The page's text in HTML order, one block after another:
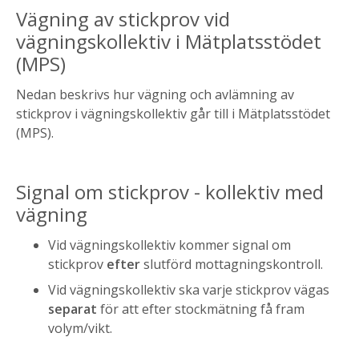
Vägning av stickprov vid
vägningskollektiv i Mätplatsstödet
(MPS)
Nedan beskrivs hur vägning och avlämning av
stickprov i vägningskollektiv går till i Mätplatsstödet
(MPS).
Signal om stickprov - kollektiv med
vägning
Vid vägningskollektiv kommer signal om
stickprov efterslutförd mottagningskontroll.
Vid vägningskollektiv ska varje stickprov vägas
separat för att efter stockmätning få fram
volym/vikt.